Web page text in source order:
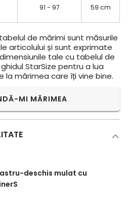
91 - 97 59 cm
de mărimi sunt măsurile
articolului și sunt exprimate
tale cu tabelul de
StarSize pentru a lua
la mărimea care îți vine bine.
MI MĂRIMEA
deschis mulat cu